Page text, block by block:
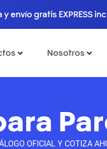
envío gratis EXPRESS
Nosotros
OFICIAL Y COTIZA